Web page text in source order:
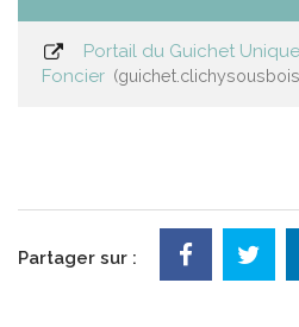
Portail du Guichet
Foncier
Partager sur :